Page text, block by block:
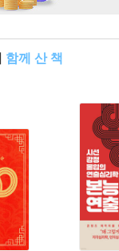
함께 산 책